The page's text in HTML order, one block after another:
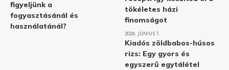
figyeljünk a
fogyasztásánál és
használatánál?
tökéletes házi
finomságot
2026. JÚNIUS 1.
Kiadós zöldbabos-húsos
rizs: Egy gyors és
egyszerű egytálétel